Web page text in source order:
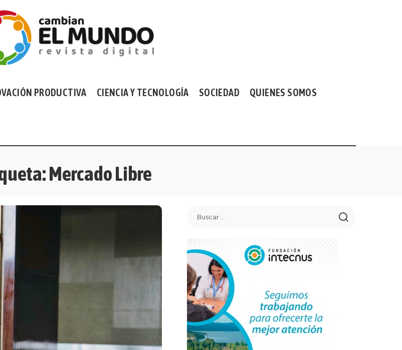
PRODUCTIVA CIENCIA Y TECNOLOGÍA SOCIEDAD QUIENES SOMOS
Mercado Libre